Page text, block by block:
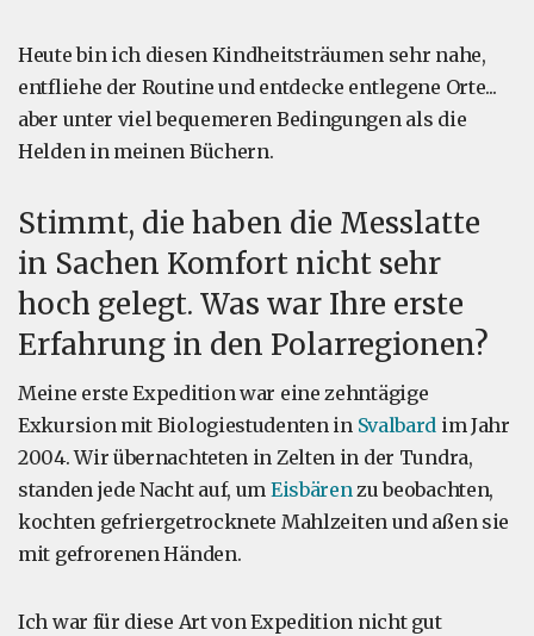
Heute bin ich diesen Kindheitsträumen sehr nahe,
entfliehe der Routine und entdecke entlegene Orte...
aber unter viel bequemeren Bedingungen als die
Helden in meinen Büchern.
Stimmt, die haben die Messlatte
in Sachen Komfort nicht sehr
hoch gelegt. Was war Ihre erste
Erfahrung in den Polarregionen?
Meine erste Expedition war eine zehntägige
Exkursion mit Biologiestudenten in Svalbard im Jahr
2004. Wir übernachteten in Zelten in der Tundra,
standen jede Nacht auf, um Eisbärenzu beobachten,
kochten gefriergetrocknete Mahlzeiten und aßen sie
mit gefrorenen Händen.
Ich war für diese Art von Expedition nicht gut